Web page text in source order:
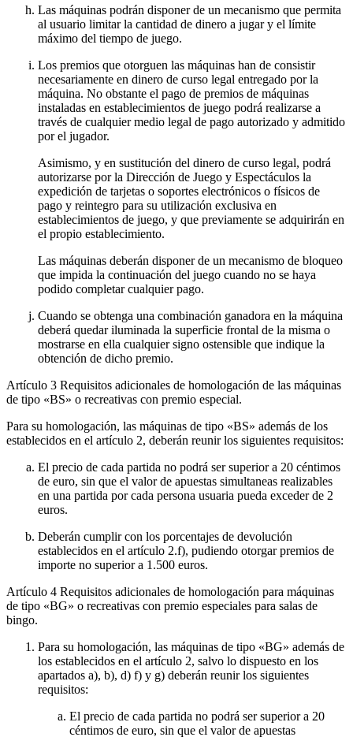
Las máquinas podrán disponer de un mecanismo que permita
al usuario limitar la cantidad de dinero a jugar y el límite
máximo del tiempo de juego.
Los premios que otorguen las máquinas han de consistir
necesariamente en dinero de curso legal entregado por la
máquina. No obstante el pago de premios de máquinas
instaladas en establecimientos de juego podrá realizarse a
través de cualquier medio legal de pago autorizado y admitido
por el jugador.
Asimismo, y en sustitución del dinero de curso legal, podrá
autorizarse por la Dirección de Juego y Espectáculos la
expedición de tarjetas o soportes electrónicos o físicos de
pago y reintegro para su utilización exclusiva en
establecimientos de juego, y que previamente se adquirirán en
el propio establecimiento.
Las máquinas deberán disponer de un mecanismo de bloqueo
que impida la continuación del juego cuando no se haya
podido completar cualquier pago.
Cuando se obtenga una combinación ganadora en la máquina
deberá quedar iluminada la superficie frontal de la misma o
mostrarse en ella cualquier signo ostensible que indique la
obtención de dicho premio.
Artículo 3 Requisitos adicionales de homologación de las máquinas
de tipo «BS» o recreativas con premio especial.
Para su homologación, las máquinas de tipo «BS» además de los
establecidos en el artículo 2, deberán reunir los siguientes requisitos:
El precio de cada partida no podrá ser superior a 20 céntimos
de euro, sin que el valor de apuestas simultaneas realizables
en una partida por cada persona usuaria pueda exceder de 2
euros.
Deberán cumplir con los porcentajes de devolución
establecidos en el artículo 2.f), pudiendo otorgar premios de
importe no superior a 1.500 euros.
Artículo 4 Requisitos adicionales de homologación para máquinas
de tipo «BG» o recreativas con premio especiales para salas de
bingo.
Para su homologación, las máquinas de tipo «BG» además de
los establecidos en el artículo 2, salvo lo dispuesto en los
apartados a), b), d) f) y g) deberán reunir los siguientes
requisitos:
El precio de cada partida no podrá ser superior a 20
céntimos de euro, sin que el valor de apuestas